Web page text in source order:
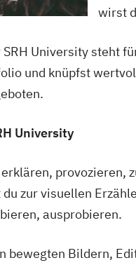
wirst
SRH University steht
und knüpfst
University
provozieren,
zur visuellen
ausprobieren.
bewegten Bildern,